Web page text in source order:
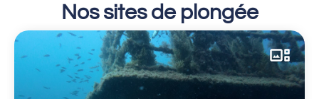
Nos sites de plongée